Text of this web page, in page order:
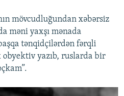
mövcudluğundan xəbərsiz
məni yaxşı mənada
tənqidçilərdən fərqli
obyektiv yazıb, ruslarda bir